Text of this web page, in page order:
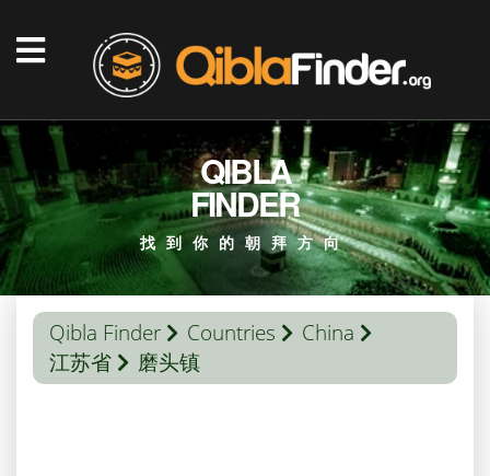
QIBLA
FINDER
找到你的朝拜方向
Qibla Finder Countries
China
江苏省
磨头镇